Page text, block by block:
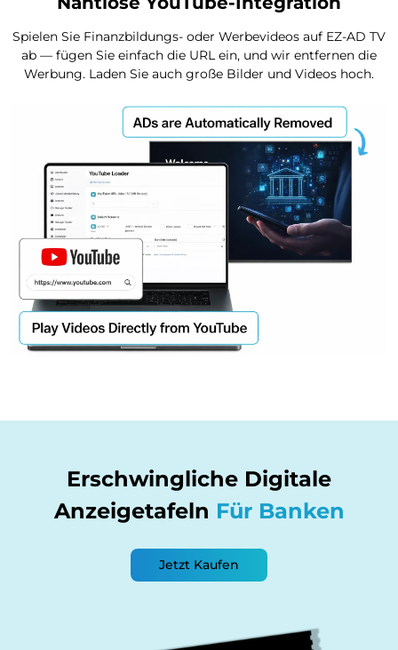
Spielen Sie Finanzbildungs- oder Werbevideos auf EZ-AD TV
ab — fügen Sie einfach die URL ein, und wir entfernen die
Werbung. Laden Sie auch große Bilder und Videos hoch.
Erschwingliche Digitale
Anzeigetafeln Für Banken
Jetzt Kaufen